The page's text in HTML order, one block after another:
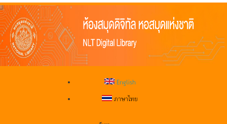
English
ภาษาไทย